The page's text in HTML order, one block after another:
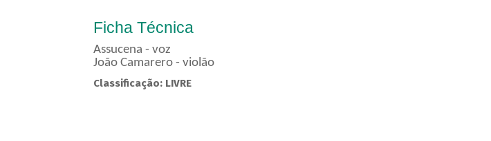
Ficha Técnica
Assucena - voz
João Camarero - violão
Classificação: LIVRE